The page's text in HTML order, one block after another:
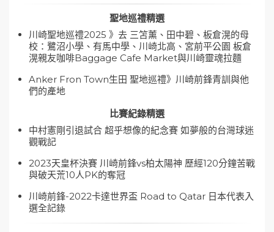
聖地巡禮精選
川崎聖地巡禮2025 》去 三笘薰、田中碧、板倉滉的母
校：鷺沼小學、有馬中學、川崎北高、宮前平公園 板倉
滉親友咖啡Baggage Cafe Market與川崎靈魂拉麵
Anker Fron Town生田 聖地巡禮》川崎前鋒青訓與他
們的產地
比賽紀錄精選
中村憲剛引退試合 超乎想像的紀念賽 如夢般的台灣球迷
觀戰記
2023天皇杯決賽 川崎前鋒vs柏太陽神 歷經120分鐘苦戰
與破天荒10人PK的奪冠
川崎前鋒-2022卡達世界盃 Road to Qatar 日本代表入
選全記錄